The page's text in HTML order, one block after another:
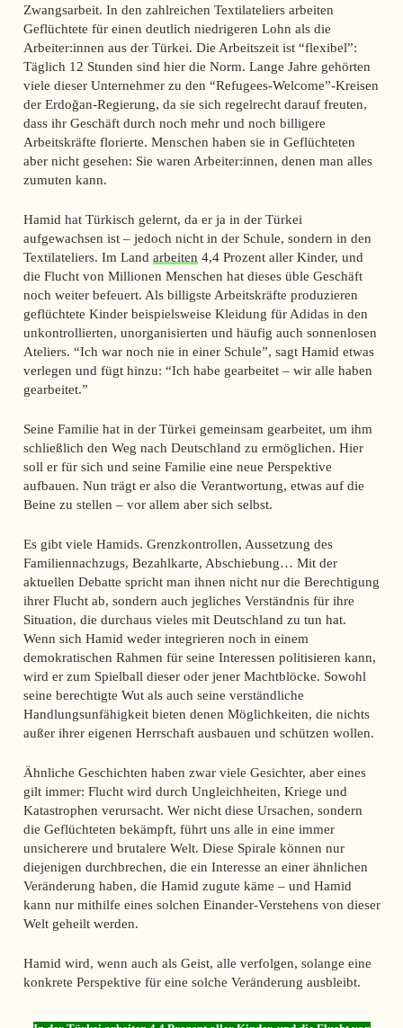
Zwangsarbeit. In den zahlreichen Textilateliers arbeiten
Geflüchtete für einen deutlich niedrigeren Lohn als die
Arbeiter:innen aus der Türkei. Die Arbeitszeit ist “flexibel”:
Täglich 12 Stunden sind hier die Norm. Lange Jahre gehörten
viele dieser Unternehmer zu den “Refugees-Welcome”-Kreisen
der Erdoğan-Regierung, da sie sich regelrecht darauf freuten,
dass ihr Geschäft durch noch mehr und noch billigere
Arbeitskräfte florierte. Menschen haben sie in Geflüchteten
aber nicht gesehen: Sie waren Arbeiter:innen, denen man alles
zumuten kann.
Hamid hat Türkisch gelernt, da er ja in der Türkei
aufgewachsen ist – jedoch nicht in der Schule, sondern in den
Textilateliers. Im Land arbeiten 4,4 Prozent aller Kinder, und
die Flucht von Millionen Menschen hat dieses üble Geschäft
noch weiter befeuert. Als billigste Arbeitskräfte produzieren
geflüchtete Kinder beispielsweise Kleidung für Adidas in den
unkontrollierten, unorganisierten und häufig auch sonnenlosen
Ateliers. “Ich war noch nie in einer Schule”, sagt Hamid etwas
verlegen und fügt hinzu: “Ich habe gearbeitet – wir alle haben
gearbeitet.”
Seine Familie hat in der Türkei gemeinsam gearbeitet, um ihm
schließlich den Weg nach Deutschland zu ermöglichen. Hier
soll er für sich und seine Familie eine neue Perspektive
aufbauen. Nun trägt er also die Verantwortung, etwas auf die
Beine zu stellen – vor allem aber sich selbst.
Es gibt viele Hamids. Grenzkontrollen, Aussetzung des
Familiennachzugs, Bezahlkarte, Abschiebung… Mit der
aktuellen Debatte spricht man ihnen nicht nur die Berechtigung
ihrer Flucht ab, sondern auch jegliches Verständnis für ihre
Situation, die durchaus vieles mit Deutschland zu tun hat.
Wenn sich Hamid weder integrieren noch in einem
demokratischen Rahmen für seine Interessen politisieren kann,
wird er zum Spielball dieser oder jener Machtblöcke. Sowohl
seine berechtigte Wut als auch seine verständliche
Handlungsunfähigkeit bieten denen Möglichkeiten, die nichts
außer ihrer eigenen Herrschaft ausbauen und schützen wollen.
Ähnliche Geschichten haben zwar viele Gesichter, aber eines
gilt immer: Flucht wird durch Ungleichheiten, Kriege und
Katastrophen verursacht. Wer nicht diese Ursachen, sondern
die Geflüchteten bekämpft, führt uns alle in eine immer
unsicherere und brutalere Welt. Diese Spirale können nur
diejenigen durchbrechen, die ein Interesse an einer ähnlichen
Veränderung haben, die Hamid zugute käme – und Hamid
kann nur mithilfe eines solchen Einander-Verstehens von dieser
Welt geheilt werden.
Hamid wird, wenn auch als Geist, alle verfolgen, solange eine
konkrete Perspektive für eine solche Veränderung ausbleibt.